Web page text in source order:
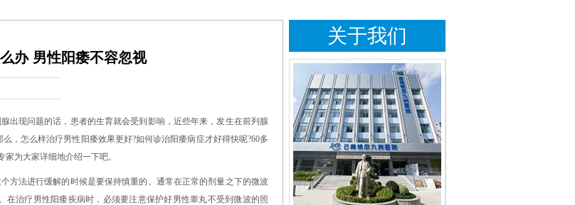
办 男性阳痿不容忽视
出现问题的话，患者的生育就会受到影响，近些年来，发生在前列腺
，怎么样治疗男性阳痿效果更好?如何诊治阳痿病症才好得快呢?60多
为大家详细地介绍一下吧。
方法进行缓解的时候是要保持慎重的。通常在正常的剂量之下的微波
治疗男性阳痿疾病时，必须要注意保护好男性睾丸不受到微波的照
关于我们